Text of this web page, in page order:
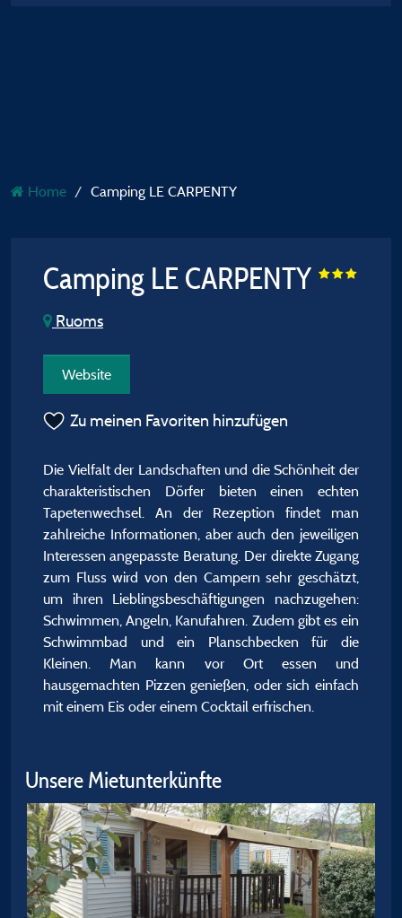
Home Camping LE CARPENTY
Camping LE CARPENTY
Ruoms
Website
Zu meinen Favoriten hinzufügen
Die Vielfalt der Landschaften und die Schönheit der
charakteristischen Dörfer bieten einen echten
Tapetenwechsel. An der Rezeption findet man
zahlreiche Informationen, aber auch den jeweiligen
Interessen angepasste Beratung. Der direkte Zugang
zum Fluss wird von den Campern sehr geschätzt,
um ihren Lieblingsbeschäftigungen nachzugehen:
Schwimmen, Angeln, Kanufahren. Zudem gibt es ein
Schwimmbad und ein Planschbecken für die
Kleinen. Man kann vor Ort essen und
hausgemachten Pizzen genießen, oder sich einfach
mit einem Eis oder einem Cocktail erfrischen.
Unsere Mietunterkünfte